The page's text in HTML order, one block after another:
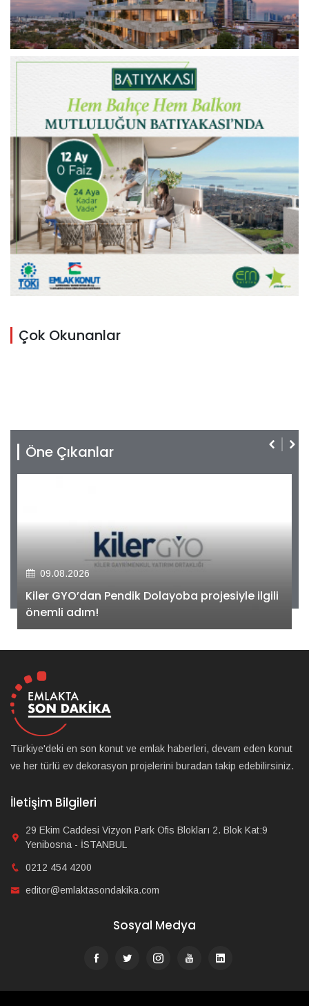
Çok Okunanlar
Öne Çıkanlar
09.08.2026
Kiler GYO’dan Pendik Dolayoba projesiyle ilgili
önemli adım!
Türkiye'deki en son konut ve emlak haberleri, devam eden konut
ve her türlü ev dekorasyon projelerini buradan takip edebilirsiniz.
İletişim Bilgileri
29 Ekim Caddesi Vizyon Park Ofis Blokları 2. Blok Kat:9
Yenibosna - İSTANBUL
0212 454 4200
editor@emlaktasondakika.com
Sosyal Medya